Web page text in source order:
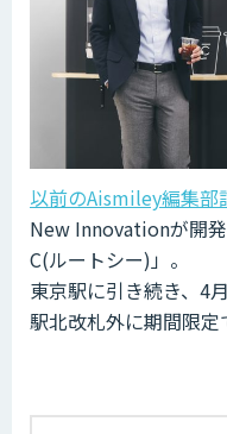
以前のAismiley編集部
New Innovationが開
C(ルートシー)」。
東京駅に引き続き、4
駅北改札外に期間限定